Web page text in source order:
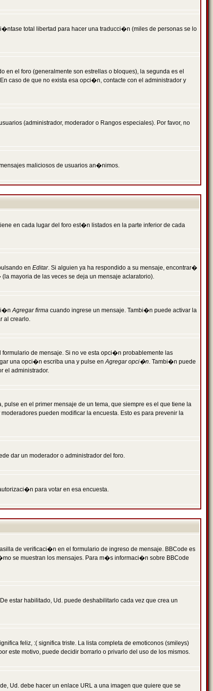
total libertad para hacer una traducci�n (miles de personas se lo
el foro (generalmente son estrellas o bloques), la segunda es el
caso de que no exista esa opci�n, contacte con el administrador y
(administrador, moderador o Rangos especiales). Por favor, no
maliciosos de usuarios an�nimos.
en cada lugar del foro est�n listados en la parte inferior de cada
en Editar. Si alguien ya ha respondido a su mensaje, encontrar�
mayoria de las veces se deja un mensaje aclaratorio).
Agregar firma cuando ingrese un mensaje. Tambi�n puede activar la
al crearlo.
formulario de mensaje. Si no ve esta opci�n probablemente las
una opci�n escriba una y pulse enAgregar opci�n. Tambi�n puede
el administrador.
en el primer mensaje de un tema, que siempre es el que tiene la
pueden modificar la encuesta. Esto es para prevenir la
dar un moderador o administrador del foro.
para votar en esa encuesta.
de verificaci�n en el formulario de ingreso de mensaje. BBCode es
se muestran los mensajes. Para m�s informaci�n sobre BBCode
estar habilitado, Ud. puede deshabilitarlo cada vez que crea un
feliz, :( significa triste. La lista completa de emoticonos (smileys)
este motivo, puede decidir borrarlo o privarlo del uso de los mismos.
Ud. debe hacer un enlace URL a una imagen que quiere que se